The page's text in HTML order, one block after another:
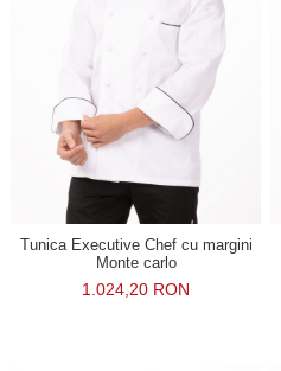
Tunica Executive Chef cu margini
Monte carlo
1.024,20 RON